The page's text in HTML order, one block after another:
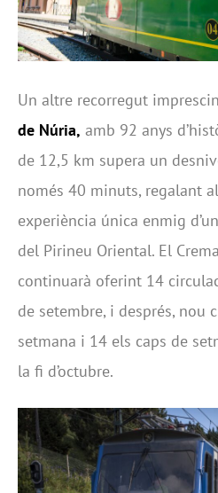
Un altre recorregut
de Núria, amb 92 anys
de 12,5 km supera un
només 40 minuts, regalant
experiència única enmig
del Pirineu Oriental. El
continuarà oferint 14
de setembre, i després, nou
setmana i 14 els caps de
la fi d’octubre.